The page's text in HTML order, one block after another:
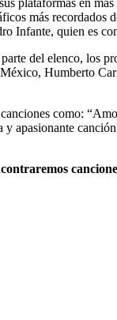
plataformas en
más recordados
Infante, quien es
del elenco, los
Humberto
como: